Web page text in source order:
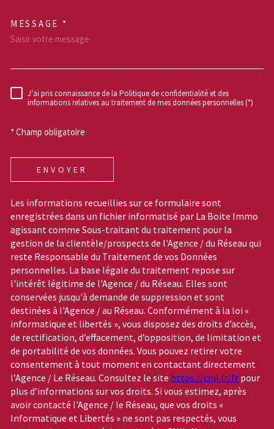
MESSAGE *
RÈGLEMENTATION
J'ai pris connaissance de la Politique de confidentialité et des
informations relatives au traitement de mes données personnelles (*)
* Champ obligatoire
ENVOYER
Les informations recueillies sur ce formulaire sont
enregistrées dans un fichier informatisé par La Boite Immo
agissant comme Sous-traitant du traitement pour la
gestion de la clientèle/prospects de l'Agence / du Réseau qui
reste Responsable du Traitement de vos Données
personnelles. La base légale du traitement repose sur
l'intérêt légitime de l'Agence / du Réseau. Elles sont
conservées jusqu'à demande de suppression et sont
destinées à l'Agence / au Réseau. Conformément à la loi «
informatique et libertés », vous disposez des droits d’accès,
de rectification, d’effacement, d’opposition, de limitation et
de portabilité de vos données. Vous pouvez retirer votre
consentement à tout moment en contactant directement
l’Agence / Le Réseau. Consultez le site https://cnil.fr/fr pour
plus d’informations sur vos droits. Si vous estimez, après
avoir contacté l'Agence / le Réseau, que vos droits «
Informatique et Libertés » ne sont pas respectés, vous